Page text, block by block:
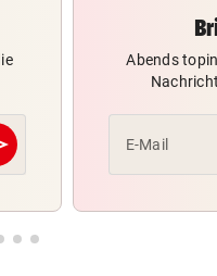
Abends
E-Mail